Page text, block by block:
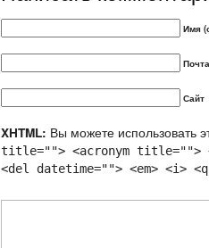
Имя
Сайт
XHTML: Вы можете использовать
title=""> <acronym title="">
<del datetime=""> <em> <i>